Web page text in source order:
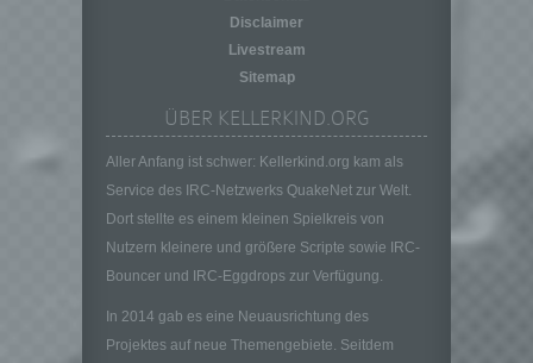
Disclaimer
Livestream
Sitemap
ÜBER KELLERKIND.ORG
Aller Anfang ist schwer: Kellerkind.org kam als
Service des IRC-Netzwerks QuakeNet zur Welt.
Dort stellte es einem kleinen Spielkreis von
Nutzern kleinere und größere Scripte sowie IRC-
Bouncer und IRC-Eggdrops zur Verfügung.
In 2014 gab es eine Neuausrichtung des
Projektes auf neue Themengebiete. Seitdem
ohne Hinzuziehung zusätzlicher
Informationen nicht mehr einer spezifischen
betroffenen Person zugeordnet werden
Informationen gesondert aufbewahrt werden
Maßnahmen unterliegen, die gewährleisten,
dass die personenbezogenen Daten nicht
einer identifizierten oder identifizierbaren
natürlichen Person zugewiesen werden.
g) Verantwortlicher oder für die Verarbeitung
Verantwortlicher oder für die Verarbeitung
Verantwortlicher ist die natürliche oder